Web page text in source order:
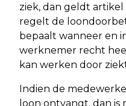
ziek, dan geldt artikel
regelt de
bepaalt wanneer en
werknemer recht
kan werken door
Indien de
loon ontvangt, dan is